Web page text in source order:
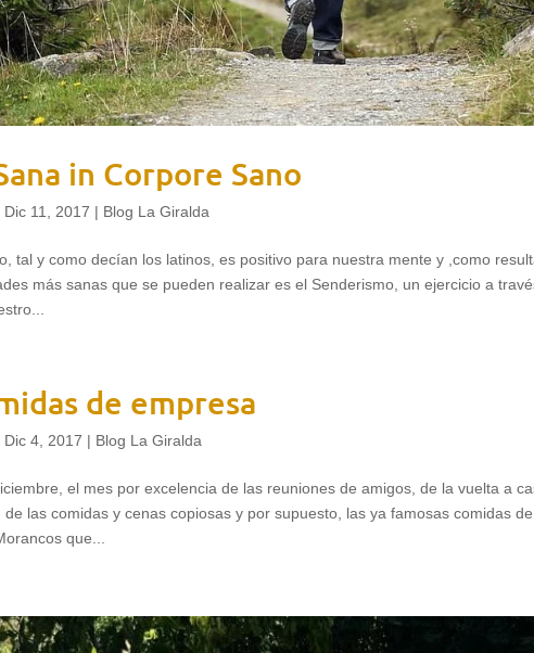
in Corpore Sano
Dic 11, 2017 | Blog La Giralda
tal y como decían los latinos, es positivo para nuestra mente y ,como
más sanas que se pueden realizar es el Senderismo, un ejercicio a
de empresa
Dic 4, 2017 | Blog La Giralda
el mes por excelencia de las reuniones de amigos, de la vuelta a
de las comidas y cenas copiosas y por supuesto, las ya famosas comidas
que...